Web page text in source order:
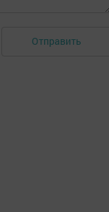
Отправить